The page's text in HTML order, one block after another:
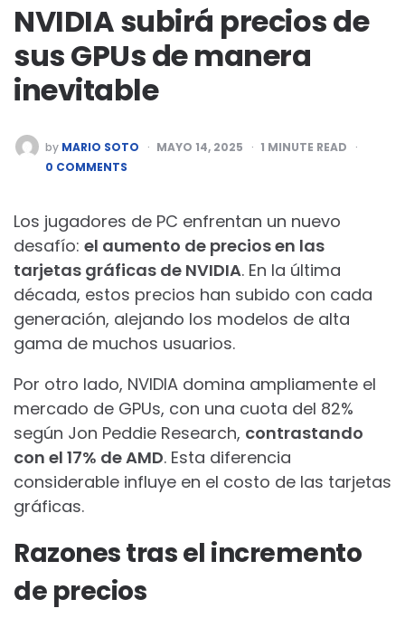
NVIDIA subirá precios de
sus GPUs de manera
inevitable
POSTED
BY
by MARIO SOTO MAYO 14, 2025 1 MINUTE READ
0 COMMENTS
Los jugadores de PC enfrentan un nuevo
desafío: el aumento de precios en las
tarjetas gráficas de NVIDIA. En la última
década, estos precios han subido con cada
generación, alejando los modelos de alta
gama de muchos usuarios.
Por otro lado, NVIDIA domina ampliamente el
mercado de GPUs, con una cuota del 82%
según Jon Peddie Research, contrastando
con el 17% de AMD. Esta diferencia
considerable influye en el costo de las tarjetas
gráficas.
Razones tras el incremento
de precios